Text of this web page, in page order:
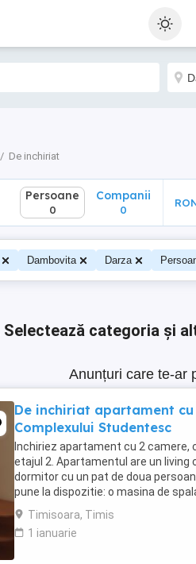
De inchiriat
RON
Persoane
0
Companii
0
Dambovita Darza
Selectează categoria și
Anunțuri care te-ar
De inchiriat apartament
Complexului Studentesc
Inchiriez apartament cu 2 camere,
etajul 2. Apartamentul are un living
dormitor cu un pat de doua
pune la dispozitie: o masina de
de parcare pentru masina ...
Timisoara, Timis
1 ianuarie